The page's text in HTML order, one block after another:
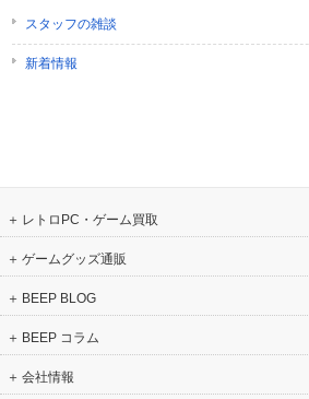
スタッフの雑談
新着情報
レトロPC・ゲーム買取
ゲームグッズ通販
BEEP BLOG
BEEP コラム
会社情報